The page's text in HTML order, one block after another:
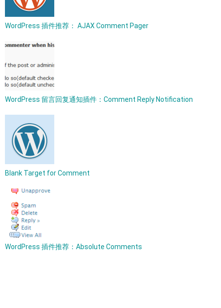
WordPress 插件推荐： AJAX Comment Pager
WordPress 留言回复通知插件：Comment Reply Notification
Blank Target for Comment
WordPress 插件推荐：Absolute Comments